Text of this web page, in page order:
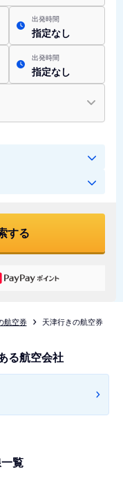
出発時間
指定なし
出発時間
指定なし
する
航空券 天津行きの航空券
る航空会社
覧